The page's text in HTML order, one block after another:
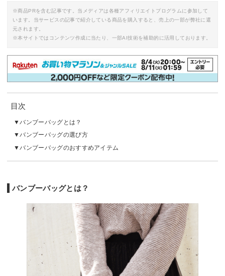
※商品PRを含む記事です。当メディアは各種アフィリエイトプログラムに参加して
います。当サービスの記事で紹介している商品を購入すると、売上の一部が弊社に還
元されます。
※本サイトではコンテンツ作成に当たり、一部AI技術を補助的に活用しております。
目次
バンブーバッグとは？
バンブーバッグの選び方
バンブーバッグのおすすめアイテム
バンブーバッグとは？